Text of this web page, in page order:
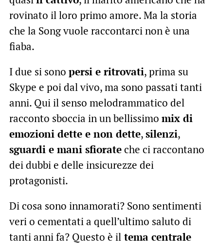
rovinato il loro primo amore. Ma la storia
che la Song vuole raccontarci non è una
fiaba.
I due si sono persi e ritrovati, prima su
Skype e poi dal vivo, ma sono passati tanti
anni. Qui il senso melodrammatico del
racconto sboccia in un bellissimo mix di
emozioni dette e non dette,silenzi,
sguardi e mani sfiorateche ci raccontano
dei dubbi e delle insicurezze dei
protagonisti.
Di cosa sono innamorati? Sono sentimenti
veri o cementati a quell’ultimo saluto di
tanti anni fa? Questo è iltema centrale